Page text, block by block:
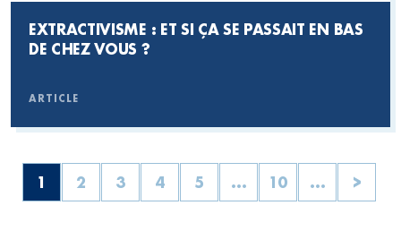
EXTRACTIVISME : ET SI ÇA SE PASSAIT EN BAS
DE CHEZ VOUS ?
ARTICLE
1 2 3 4 5 ... 10 ... >